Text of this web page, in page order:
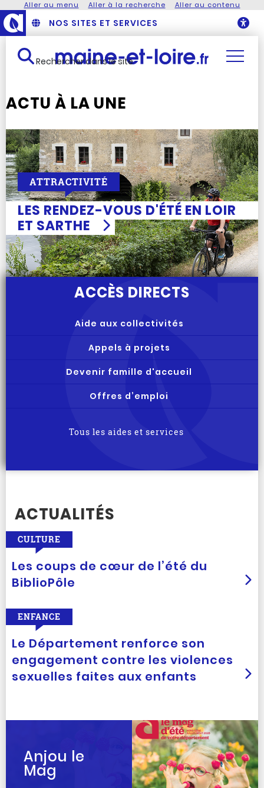
Aller au menu Aller à la recherche Aller au contenu
NOS SITES ET SERVICES
Rechercher dans le site
ACTU À LA UNE
LES RENDEZ-VOUS D'ÉTÉ EN LOIR
ET SARTHE
ATTRACTIVITÉ
ACCÈS DIRECTS
Aide aux collectivités
Appels à projets
Devenir famille d'accueil
Offres d’emploi
Tous les aides et services
ACTUALITÉS
Les coups de cœur de l’été du
BiblioPôle
CULTURE
Le Département renforce son
engagement contre les violences
sexuelles faites aux enfants
ENFANCE
Anjou le
Mag